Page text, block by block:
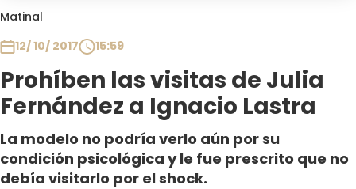
Matinal
12/ 10/ 2017
15:59
Prohíben las visitas de Julia
Fernández a Ignacio Lastra
La modelo no podría verlo aún por su
condición psicológica y le fue prescrito que no
debía visitarlo por el shock.
Club De La Comedia
Contigo en Directo
Plan Perfecto
El Tiempo
Sabingo
Todos Los Programas